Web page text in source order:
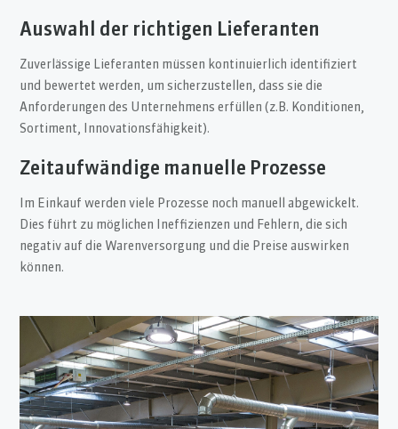
Auswahl der richtigen Lieferanten
Zuverlässige Lieferanten müssen kontinuierlich identifiziert
und bewertet werden, um sicherzustellen, dass sie die
Anforderungen des Unternehmens erfüllen (z.B. Konditionen,
Sortiment, Innovationsfähigkeit).
Zeitaufwändige manuelle Prozesse
Im Einkauf werden viele Prozesse noch manuell abgewickelt.
Dies führt zu möglichen Ineffizienzen und Fehlern, die sich
negativ auf die Warenversorgung und die Preise auswirken
können.